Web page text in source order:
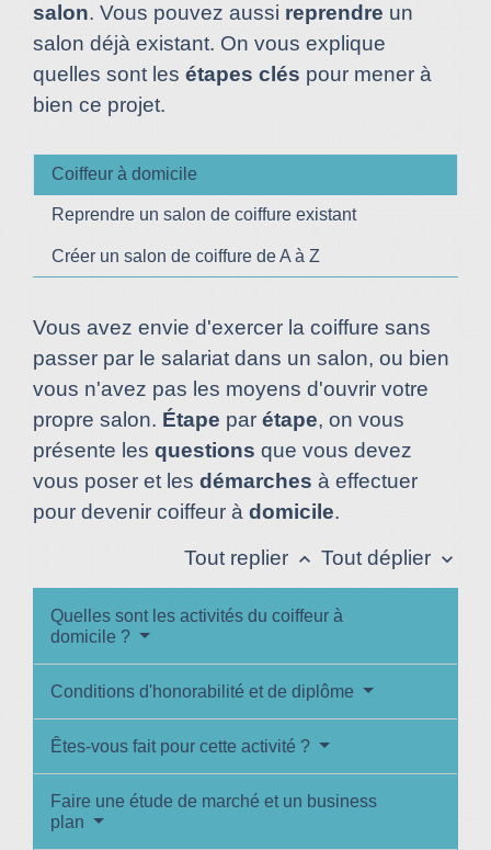
salon. Vous pouvez aussi reprendre un
salon déjà existant. On vous explique
quelles sont les étapes clés pour mener à
bien ce projet.
Coiffeur à domicile
Reprendre un salon de coiffure existant
Créer un salon de coiffure de A à Z
Vous avez envie d'exercer la coiffure sans
passer par le salariat dans un salon, ou bien
vous n'avez pas les moyens d'ouvrir votre
propre salon. Étape par étape, on vous
présente les questions que vous devez
vous poser et les démarches à effectuer
pour devenir coiffeur à domicile.
Tout replier keyboard_arrow_up Tout déplier keyboard_arrow_down
Quelles sont les activités du coiffeur à
domicile ?
Conditions d'honorabilité et de diplôme
Êtes-vous fait pour cette activité ?
Faire une étude de marché et un business
plan